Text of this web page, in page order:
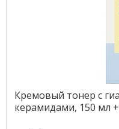
Кремовый тонер с
керамидами, 150 мл